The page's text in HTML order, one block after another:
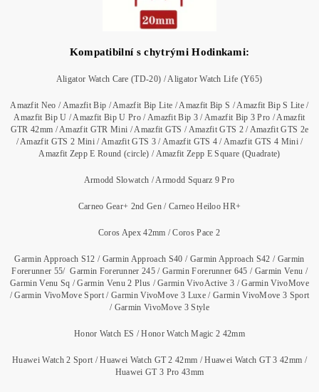
Kompatibilní s chytrými Hodinkami:
Aligator Watch Care (TD-20) / Aligator Watch Life (Y65)
Amazfit Neo / Amazfit Bip / Amazfit Bip Lite / Amazfit Bip S / Amazfit Bip S Lite /
Amazfit Bip U / Amazfit Bip U Pro / Amazfit Bip 3 / Amazfit Bip 3 Pro / Amazfit
GTR 42mm / Amazfit GTR Mini / Amazfit GTS / Amazfit GTS 2 / Amazfit GTS 2e
/ Amazfit GTS 2 Mini / Amazfit GTS 3 / Amazfit GTS 4 / Amazfit GTS 4 Mini /
Amazfit Zepp E Round (circle) / Amazfit Zepp E Square (Quadrate)
Armodd Slowatch / Armodd Squarz 9 Pro
Carneo Gear+ 2nd Gen / Carneo Heiloo HR+
Coros Apex 42mm / Coros Pace 2
Garmin Approach S12 / Garmin Approach S40 / Garmin Approach S42 / Garmin
Forerunner 55/ Garmin Forerunner 245 / Garmin Forerunner 645 / Garmin Venu /
Garmin Venu Sq / Garmin Venu 2 Plus / Garmin VivoActive 3 / Garmin VivoMove
/ Garmin VivoMove Sport / Garmin VivoMove 3 Luxe / Garmin VivoMove 3 Sport
/ Garmin VivoMove 3 Style
Honor Watch ES / Honor Watch Magic 2 42mm
Huawei Watch 2 Sport / Huawei Watch GT 2 42mm / Huawei Watch GT 3 42mm /
Huawei GT 3 Pro 43mm